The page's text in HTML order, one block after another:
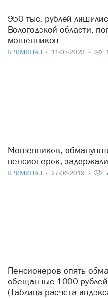
950 тыс. рублей лишились три пенсионерки из
Вологодской области,
мошенников
КРИМИНАЛ 11-07-2023
Мошенников, обманувших череповецких
пенсионерок,
КРИМИНАЛ 27-06-2019
Пенсионеров опять обманули - они не получат
обещанные 1000
(Таблица расчета